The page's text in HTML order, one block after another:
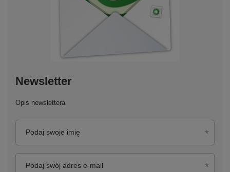
Newsletter
Opis newslettera
Podaj swoje imię
Podaj swój adres e-mail